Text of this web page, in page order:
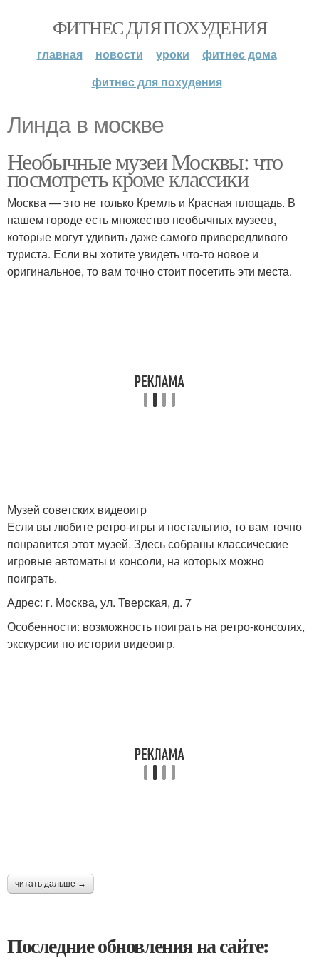
ФИТНЕС ДЛЯ ПОХУДЕНИЯ
главная новости уроки
фитнес дома
фитнес для похудения
Линда в москве
Необычные музеи Москвы: что
посмотреть кроме классики
Москва — это не только Кремль и Красная площадь. В
нашем городе есть множество необычных музеев,
которые могут удивить даже самого привередливого
туриста. Если вы хотите увидеть что-то новое и
оригинальное, то вам точно стоит посетить эти места.
Музей советских видеоигр
Если вы любите ретро-игры и ностальгию, то вам точно
понравится этот музей. Здесь собраны классические
игровые автоматы и консоли, на которых можно
поиграть.
Адрес: г. Москва, ул. Тверская, д. 7
Особенности: возможность поиграть на ретро-консолях,
экскурсии по истории видеоигр.
читать дальше →
Последние обновления на сайте: